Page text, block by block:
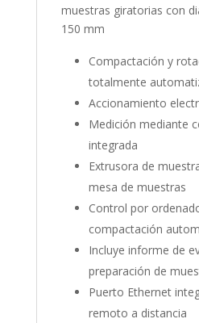
muestras giratorias con
150 mm
Compactación y
totalmente
Accionamiento
Medición mediante
integrada
Extrusora de
mesa de muestras
Control por
compactación
Incluye informe de
preparación de
Puerto Ethernet
remoto a distancia